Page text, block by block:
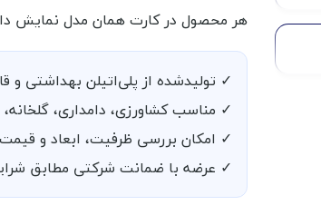
هر محصول در کارت همان مدل نمایش
✓ تولیدشده از پلی‌اتیلن بهداشتی
✓ مناسب کشاورزی، دامداری،
✓ امکان بررسی ظرفیت، ابعاد و
✓ عرضه با ضمانت شرکتی مطابق